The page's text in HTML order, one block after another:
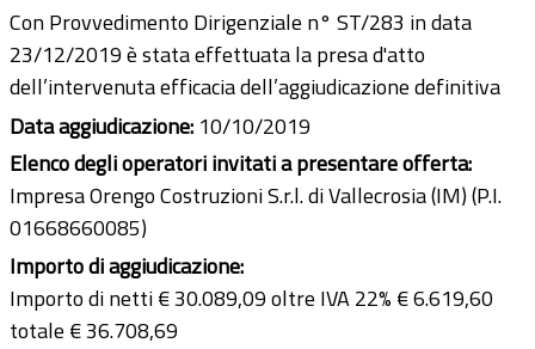
Con Provvedimento Dirigenziale n° ST/283 in data
23/12/2019 è stata effettuata la presa d'atto
dell’intervenuta efficacia dell’aggiudicazione definitiva
Data aggiudicazione: 10/10/2019
Elenco degli operatori invitati a presentare offerta:
Impresa Orengo Costruzioni S.r.l. di Vallecrosia (IM) (P.I.
01668660085)
Importo di aggiudicazione:
Importo di netti € 30.089,09 oltre IVA 22% € 6.619,60
totale € 36.708,69